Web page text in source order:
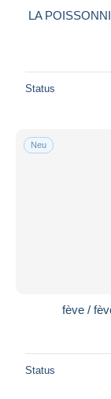
LA
Status
Neu
fève /
Status